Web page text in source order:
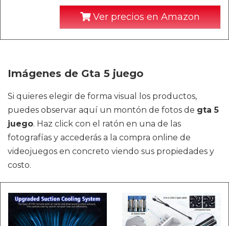
Ver precios en Amazon
Imágenes de Gta 5 juego
Si quieres elegir de forma visual los productos,
puedes observar aquí un montón de fotos de gta 5
juego. Haz click con el ratón en una de las
fotografías y accederás a la compra online de
videojuegos en concreto viendo sus propiedades y
costo.